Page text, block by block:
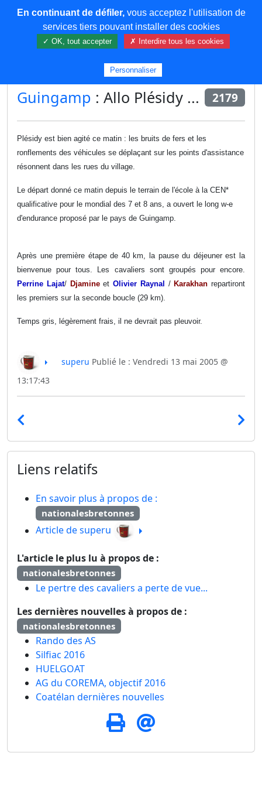
COREMA
Guingamp : Allo Plésidy ... 2179
Plésidy est bien agité ce matin : les bruits de fers et les
ronflements des véhicules se déplaçant sur les points d'assistance
résonnent dans les rues du village.
Le départ donné ce matin depuis le terrain de l'école à la CEN*
qualificative pour le mondial des 7 et 8 ans, a ouvert le long w-e
d'endurance proposé par le pays de Guingamp.
Après une première étape de 40 km, la pause du déjeuner est la
bienvenue pour tous. Les cavaliers sont groupés pour encore.
Perrine Lajat/ Djamineet Olivier Raynal / Karakhan repartiront
les premiers sur la seconde boucle (29 km).
Temps gris, légèrement frais, il ne devrait pas pleuvoir.
superu Publié le : Vendredi 13 mai 2005 @
13:17:43
Liens relatifs
En savoir plus à propos de :
nationalesbretonnes
Article de superu
L'article le plus lu à propos de :
nationalesbretonnes
Le pertre des cavaliers a perte de vue...
Les dernières nouvelles à propos de :
nationalesbretonnes
Rando des AS
Silfiac 2016
HUELGOAT
AG du COREMA, objectif 2016
Coatélan dernières nouvelles
En continuant de défiler,vous acceptez l'utilisation de
services tiers pouvant installer des cookies
✓ OK, tout accepter ✗ Interdire tous les cookies
Personnaliser